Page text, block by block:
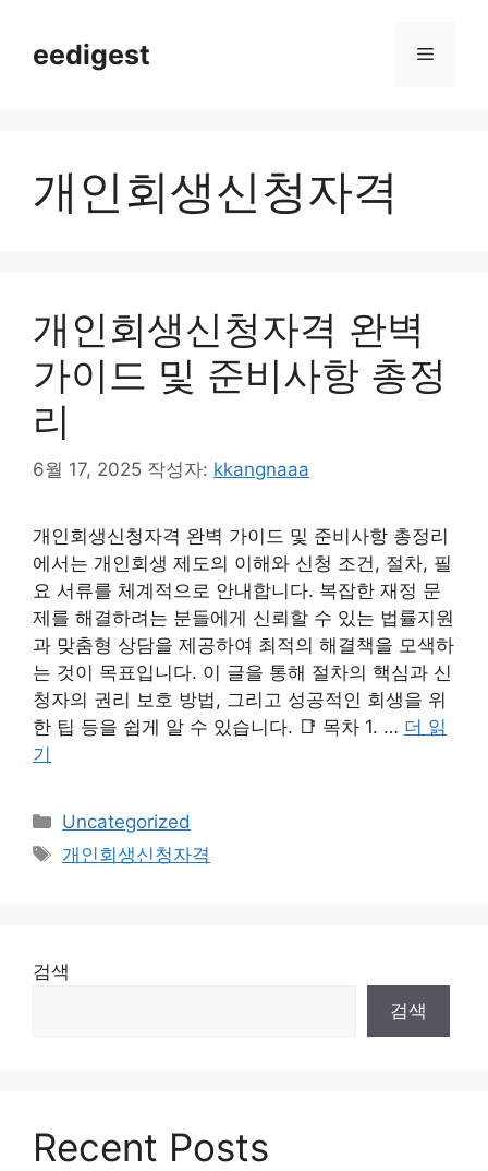
eedigest 메
개인회생신청자격
개인회생신청자격 완벽
가이드 및 준비사항 총정
리
6월 17, 2025 작성자: kkangnaaa
개인회생신청자격 완벽 가이드 및 준비사항 총정리
에서는 개인회생 제도의 이해와 신청 조건, 절차, 필
요 서류를 체계적으로 안내합니다. 복잡한 재정 문
제를 해결하려는 분들에게 신뢰할 수 있는 법률지원
과 맞춤형 상담을 제공하여 최적의 해결책을 모색하
는 것이 목표입니다. 이 글을 통해 절차의 핵심과 신
청자의 권리 보호 방법, 그리고 성공적인 회생을 위
한 팁 등을 쉽게 알 수 있습니다. 📑 목차 1. … 더 읽
기
카
테
고
Uncategorized
태
개인회생신청자격
검색
검색
Recent Posts